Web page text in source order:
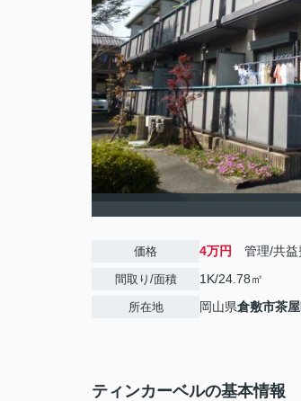
価格 4万円 管理/共益
間取り/面積 1K/24.78㎡
所在地 岡山県倉敷市茶
ティンカーベルの基本情報